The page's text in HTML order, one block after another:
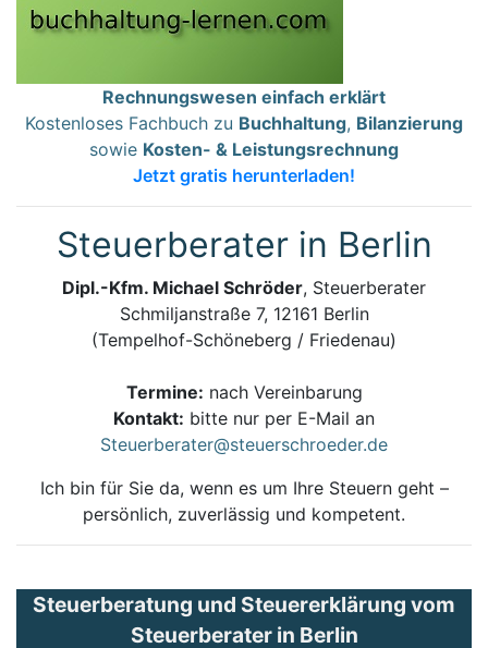
Rechnungswesen einfach erklärt
Kostenloses Fachbuch zu Buchhaltung, Bilanzierung
sowie Kosten- & Leistungsrechnung
Jetzt gratis herunterladen!
Steuerberater in Berlin
Dipl.-Kfm. Michael Schröder, Steuerberater
Schmiljanstraße 7, 12161 Berlin
(Tempelhof-Schöneberg / Friedenau)
Termine: nach Vereinbarung
Kontakt: bitte nur per E-Mail an
Steuerberater@steuerschroeder.de
Ich bin für Sie da, wenn es um Ihre Steuern geht –
persönlich, zuverlässig und kompetent.
Steuerberatung und Steuererklärung vom
Steuerberater in Berlin